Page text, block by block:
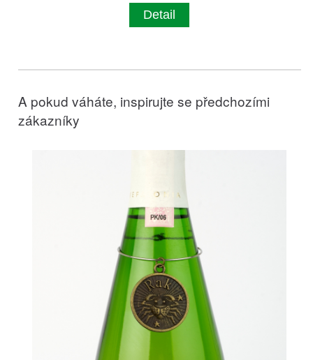
Detail
A pokud váháte, inspirujte se předchozími
zákazníky